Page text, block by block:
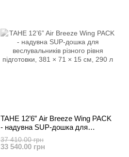
TAHE 12’6” Air Breeze Wing PACK
- надувна SUP-дошка для
веслувальників різного рівня
підготовки
37 410.00 грн
33 540.00 грн